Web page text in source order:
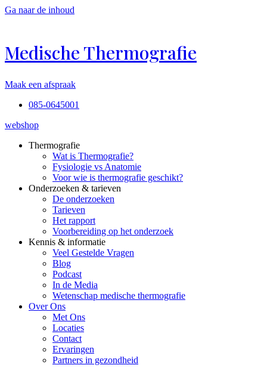
Ga naar de inhoud
Medische Thermografie
Maak een afspraak
085-0645001
webshop
Thermografie
Wat is Thermografie?
Fysiologie vs Anatomie
Voor wie is thermografie geschikt?
Onderzoeken & tarieven
De onderzoeken
Tarieven
Het rapport
Voorbereiding op het onderzoek
Kennis & informatie
Veel Gestelde Vragen
Blog
Podcast
In de Media
Wetenschap medische thermografie
Over Ons
Met Ons
Locaties
Contact
Ervaringen
Partners in gezondheid